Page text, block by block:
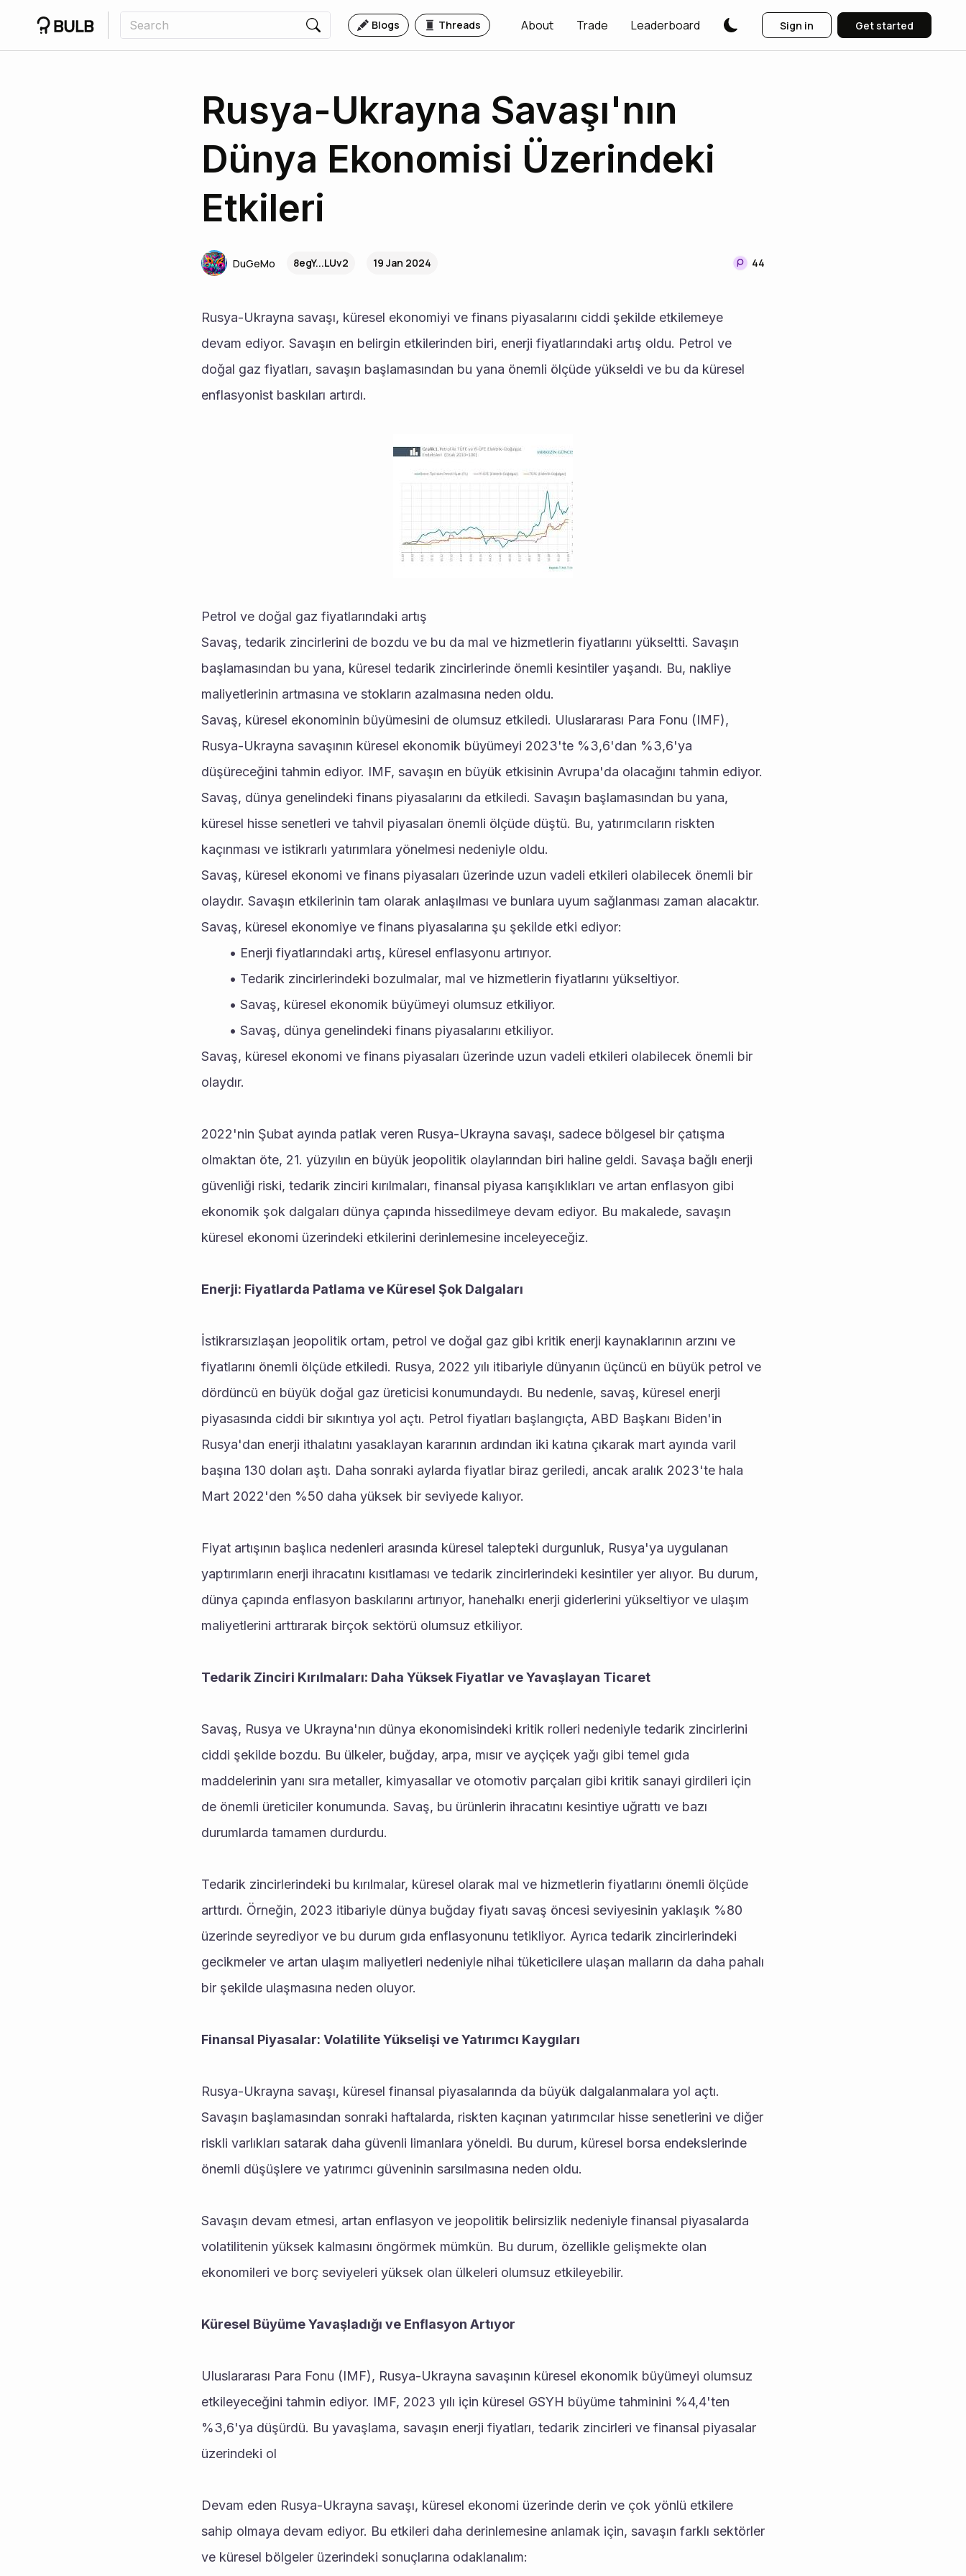
Blogs Threads About Trade Leaderboard Sign in Get started
Rusya-Ukrayna Savaşı'nın
Dünya Ekonomisi Üzerindeki
Etkileri
DuGeMo 8egY...LUv2 19 Jan 2024 44
Rusya-Ukrayna savaşı, küresel ekonomiyi ve finans piyasalarını ciddi şekilde etkilemeye
devam ediyor. Savaşın en belirgin etkilerinden biri, enerji fiyatlarındaki artış oldu. Petrol ve
doğal gaz fiyatları, savaşın başlamasından bu yana önemli ölçüde yükseldi ve bu da küresel
enflasyonist baskıları artırdı.
Petrol ve doğal gaz fiyatlarındaki artış
Savaş, tedarik zincirlerini de bozdu ve bu da mal ve hizmetlerin fiyatlarını yükseltti. Savaşın
başlamasından bu yana, küresel tedarik zincirlerinde önemli kesintiler yaşandı. Bu, nakliye
maliyetlerinin artmasına ve stokların azalmasına neden oldu.
Savaş, küresel ekonominin büyümesini de olumsuz etkiledi. Uluslararası Para Fonu (IMF),
Rusya-Ukrayna savaşının küresel ekonomik büyümeyi 2023'te %3,6'dan %3,6'ya
düşüreceğini tahmin ediyor. IMF, savaşın en büyük etkisinin Avrupa'da olacağını tahmin ediyor.
Savaş, dünya genelindeki finans piyasalarını da etkiledi. Savaşın başlamasından bu yana,
küresel hisse senetleri ve tahvil piyasaları önemli ölçüde düştü. Bu, yatırımcıların riskten
kaçınması ve istikrarlı yatırımlara yönelmesi nedeniyle oldu.
Savaş, küresel ekonomi ve finans piyasaları üzerinde uzun vadeli etkileri olabilecek önemli bir
olaydır. Savaşın etkilerinin tam olarak anlaşılması ve bunlara uyum sağlanması zaman alacaktır.
Savaş, küresel ekonomiye ve finans piyasalarına şu şekilde etki ediyor:
Enerji fiyatlarındaki artış, küresel enflasyonu artırıyor.
Tedarik zincirlerindeki bozulmalar, mal ve hizmetlerin fiyatlarını yükseltiyor.
Savaş, küresel ekonomik büyümeyi olumsuz etkiliyor.
Savaş, dünya genelindeki finans piyasalarını etkiliyor.
Savaş, küresel ekonomi ve finans piyasaları üzerinde uzun vadeli etkileri olabilecek önemli bir
olaydır.
2022'nin Şubat ayında patlak veren Rusya-Ukrayna savaşı, sadece bölgesel bir çatışma
olmaktan öte, 21. yüzyılın en büyük jeopolitik olaylarından biri haline geldi. Savaşa bağlı enerji
güvenliği riski, tedarik zinciri kırılmaları, finansal piyasa karışıklıkları ve artan enflasyon gibi
ekonomik şok dalgaları dünya çapında hissedilmeye devam ediyor. Bu makalede, savaşın
küresel ekonomi üzerindeki etkilerini derinlemesine inceleyeceğiz.
Enerji: Fiyatlarda Patlama ve Küresel Şok Dalgaları
İstikrarsızlaşan jeopolitik ortam, petrol ve doğal gaz gibi kritik enerji kaynaklarının arzını ve
fiyatlarını önemli ölçüde etkiledi. Rusya, 2022 yılı itibariyle dünyanın üçüncü en büyük petrol ve
dördüncü en büyük doğal gaz üreticisi konumundaydı. Bu nedenle, savaş, küresel enerji
piyasasında ciddi bir sıkıntıya yol açtı. Petrol fiyatları başlangıçta, ABD Başkanı Biden'in
Rusya'dan enerji ithalatını yasaklayan kararının ardından iki katına çıkarak mart ayında varil
başına 130 doları aştı. Daha sonraki aylarda fiyatlar biraz geriledi, ancak aralık 2023'te hala
Mart 2022'den %50 daha yüksek bir seviyede kalıyor.
Fiyat artışının başlıca nedenleri arasında küresel talepteki durgunluk, Rusya'ya uygulanan
yaptırımların enerji ihracatını kısıtlaması ve tedarik zincirlerindeki kesintiler yer alıyor. Bu durum,
dünya çapında enflasyon baskılarını artırıyor, hanehalkı enerji giderlerini yükseltiyor ve ulaşım
maliyetlerini arttırarak birçok sektörü olumsuz etkiliyor.
Tedarik Zinciri Kırılmaları: Daha Yüksek Fiyatlar ve Yavaşlayan Ticaret
Savaş, Rusya ve Ukrayna'nın dünya ekonomisindeki kritik rolleri nedeniyle tedarik zincirlerini
ciddi şekilde bozdu. Bu ülkeler, buğday, arpa, mısır ve ayçiçek yağı gibi temel gıda
maddelerinin yanı sıra metaller, kimyasallar ve otomotiv parçaları gibi kritik sanayi girdileri için
de önemli üreticiler konumunda. Savaş, bu ürünlerin ihracatını kesintiye uğrattı ve bazı
durumlarda tamamen durdurdu.
Tedarik zincirlerindeki bu kırılmalar, küresel olarak mal ve hizmetlerin fiyatlarını önemli ölçüde
arttırdı. Örneğin, 2023 itibariyle dünya buğday fiyatı savaş öncesi seviyesinin yaklaşık %80
üzerinde seyrediyor ve bu durum gıda enflasyonunu tetikliyor. Ayrıca tedarik zincirlerindeki
gecikmeler ve artan ulaşım maliyetleri nedeniyle nihai tüketicilere ulaşan malların da daha pahalı
bir şekilde ulaşmasına neden oluyor.
Finansal Piyasalar: Volatilite Yükselişi ve Yatırımcı Kaygıları
Rusya-Ukrayna savaşı, küresel finansal piyasalarında da büyük dalgalanmalara yol açtı.
Savaşın başlamasından sonraki haftalarda, riskten kaçınan yatırımcılar hisse senetlerini ve diğer
riskli varlıkları satarak daha güvenli limanlara yöneldi. Bu durum, küresel borsa endekslerinde
önemli düşüşlere ve yatırımcı güveninin sarsılmasına neden oldu.
Savaşın devam etmesi, artan enflasyon ve jeopolitik belirsizlik nedeniyle finansal piyasalarda
volatilitenin yüksek kalmasını öngörmek mümkün. Bu durum, özellikle gelişmekte olan
ekonomileri ve borç seviyeleri yüksek olan ülkeleri olumsuz etkileyebilir.
Küresel Büyüme Yavaşladığı ve Enflasyon Artıyor
Uluslararası Para Fonu (IMF), Rusya-Ukrayna savaşının küresel ekonomik büyümeyi olumsuz
etkileyeceğini tahmin ediyor. IMF, 2023 yılı için küresel GSYH büyüme tahminini %4,4'ten
%3,6'ya düşürdü. Bu yavaşlama, savaşın enerji fiyatları, tedarik zincirleri ve finansal piyasalar
üzerindeki ol
Devam eden Rusya-Ukrayna savaşı, küresel ekonomi üzerinde derin ve çok yönlü etkilere
sahip olmaya devam ediyor. Bu etkileri daha derinlemesine anlamak için, savaşın farklı sektörler
ve küresel bölgeler üzerindeki sonuçlarına odaklanalım: